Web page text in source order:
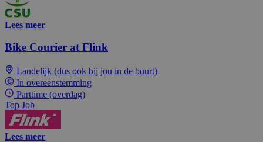
Lees meer
Bike Courier at Flink
Landelijk (dus ook bij jou in de buurt)
In overeenstemming
Parttime (overdag)
Top Job
Lees meer